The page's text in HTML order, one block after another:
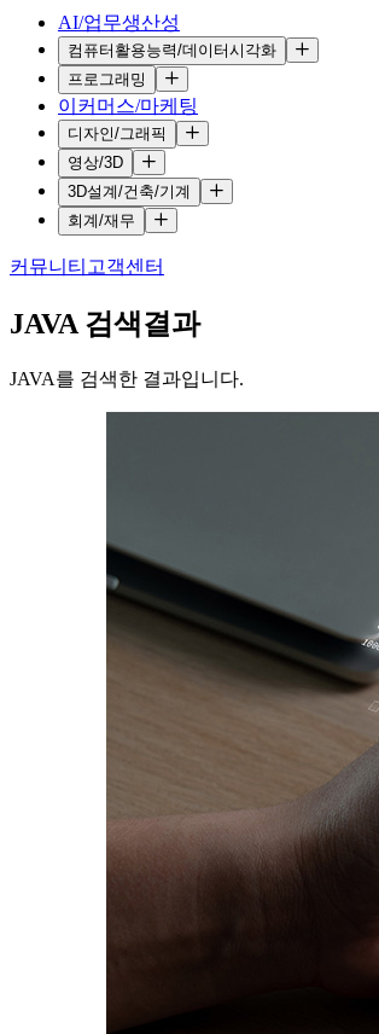
AI/업무생산성
컴퓨터활용능력/데이터시각화
프로그래밍
이커머스/마케팅
디자인/그래픽
영상/3D
3D설계/건축/기계
회계/재무
커뮤니티 고객센터
JAVA 검색결과
JAVA를 검색한 결과입니다.